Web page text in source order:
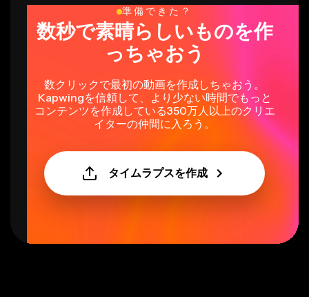
準備できた？
数秒で素晴らしいものを作
っちゃおう
数クリックで最初の動画を作成しちゃおう。
Kapwingを信頼して、より少ない時間でもっと
コンテンツを作成している350万人以上のクリエ
イターの仲間に入ろう。
タイムラプスを作成